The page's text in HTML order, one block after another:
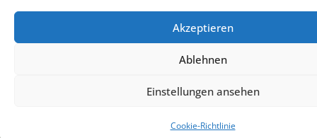
Akzeptieren
Ablehnen
Einstellungen ansehen
Cookie-Richtlinie